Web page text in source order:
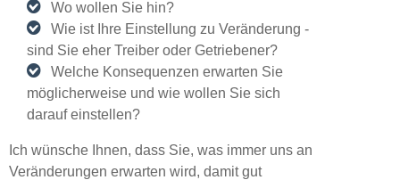
Wo wollen Sie hin?
Wie ist Ihre Einstellung zu Veränderung -
sind Sie eher Treiber oder Getriebener?
Welche Konsequenzen erwarten Sie
möglicherweise und wie wollen Sie sich
darauf einstellen?
Ich wünsche Ihnen, dass Sie, was immer uns an
Veränderungen erwarten wird, damit gut